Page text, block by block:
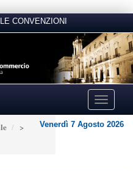
LE CONVENZIONI
Toggle
> Venerdì 7 Agosto 2026